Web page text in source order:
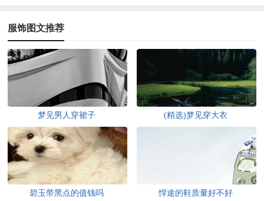
服饰图文推荐
梦见男人穿裙子 (精选)梦见穿大衣
碧玉带黑点的值钱吗 悍途的鞋质量好不好